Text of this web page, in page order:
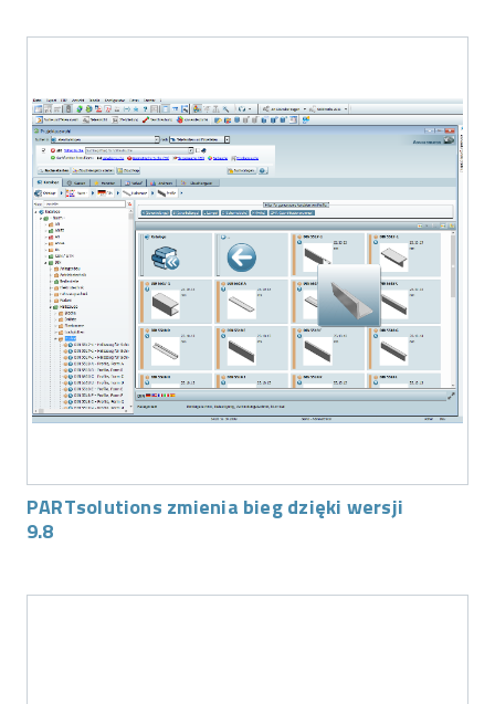
PARTsolutions zmienia bieg dzięki wersji
9.8